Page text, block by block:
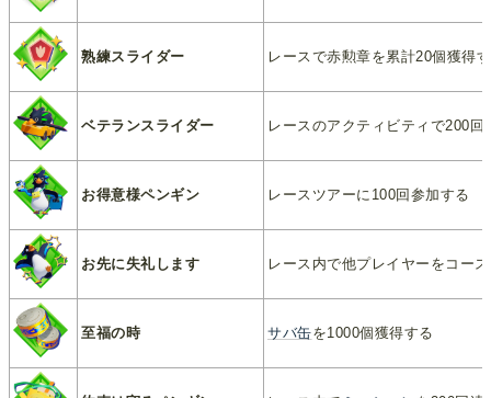
熟練スライダー レースで赤勲章を累計20個獲得
ベテランスライダー レースのアクティビティで200回
お得意様ペンギン レースツアーに100回参加する
お先に失礼します レース内で他プレイヤーをコー
至福の時 サバ缶を1000個獲得する